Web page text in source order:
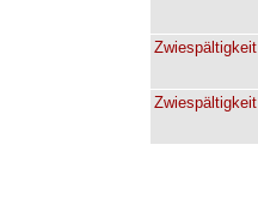
Zwiespältigkeit
Zwiespältigkeit